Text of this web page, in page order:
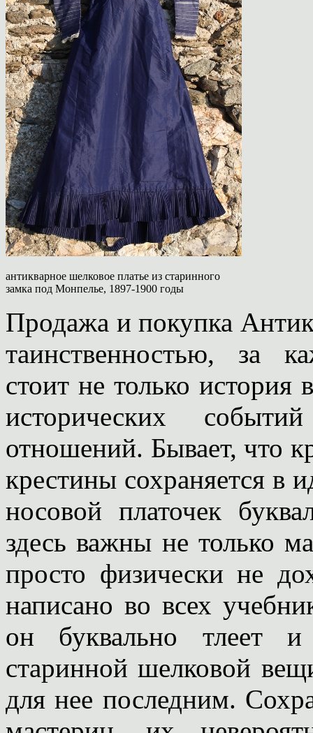
антикварное шелковое платье из старинного
замка под Монпелье, 1897-1900 годы
Продажа и покупка
таинственностью, за
стоит не только история
исторических
отношений. Бывает, что
крестины сохраняется в
носовой платочек
здесь важны не только
просто физически не
написано во всех
он буквально тлеет
старинной шелковой
для нее последним.